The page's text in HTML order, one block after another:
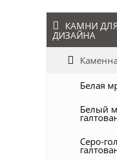
КАМНИ
ДИЗАЙНА
Белая
Белый
Серо-